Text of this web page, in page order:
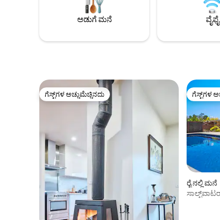
ನಿಮ್ಮ ಬೈಕ್ ಸವಾರಿ ಮಾಡಿ. ಸುತ್ತಮುತ್ತಲಿನ ವಿವಿಧ
ವೈನ್‌ಉತ್ಪಾದನಾ ಕೇಂದ್ರಗಳಿಗೆ ಭೇಟಿ ನೀಡಿ ಅಥವಾ
ಬೆಲ್ಲಾರೈನ್‌ನಲ್ಲಿರುವ ಅನೇಕ ಪ್ರಕೃತಿ ಮೀಸಲುಗಳಿಗೆ
ಮನೆಯ EV ಚಾರ್ಜರ್.
ಅಡುಗೆ ಮನೆ ವೈಫೈ
ಗೆಸ್ಟ್‌ಗಳ ಅಚ್ಚುಮೆಚ್ಚಿನದು
ಗೆಸ್ಟ್‌ಗಳ ಅಚ್ಚುಮೆಚ್ಚಿನದು ಗೆಸ್ಟ್‌ಗಳ
ಗೆಸ್ಟ್‌ಗಳ
ರೈ ನಲ್ಲಿ ಮನೆ